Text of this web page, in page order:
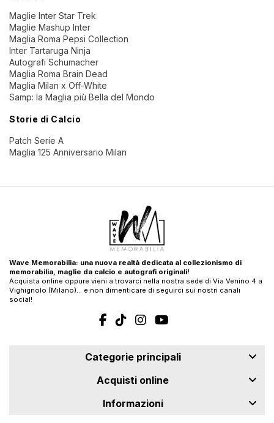
Maglie Inter Star Trek
Maglie Mashup Inter
Maglia Roma Pepsi Collection
Inter Tartaruga Ninja
Autografi Schumacher
Maglia Roma Brain Dead
Maglia Milan x Off-White
Samp: la Maglia più Bella del Mondo
Storie di Calcio
Patch Serie A
Maglia 125 Anniversario Milan
Wave Memorabilia: una nuova realtà dedicata al collezionismo di
memorabilia, maglie da calcio e autografi originali!
Acquista online oppure vieni a trovarci nella nostra sede di Via Venino 4 a
Vighignolo (Milano)… e non dimenticare di seguirci sui nostri canali
social!
Categorie principali
Acquisti online
Informazioni